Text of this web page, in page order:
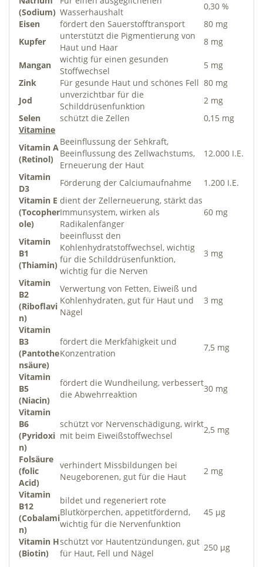
(Sodium) Wasserhaushalt
0,30 %
Eisen
fördert den Sauerstofftransport
80 mg
Kupfer
unterstützt die Pigmentierung von
Haut und Haar
8 mg
Mangan
wichtig für einen gesunden
Stoffwechsel
5 mg
Zink
Für gesunde Haut und schönes Fell 80 mg
Jod
unverzichtbar für die
Schilddrüsenfunktion
2 mg
Selen
schützt die Zellen
0,15 mg
Vitamine
Vitamin A
(Retinol)
Beeinflussung der Sehkraft,
Beeinflussung des Zellwachstums,
Erneuerung der Haut
12.000 I.E.
Vitamin
D3
Förderung der Calciumaufnahme
1.200 I.E.
Vitamin E
(Tocopher
ole)
dient der Zellerneuerung, stärkt das
Immunsystem, wirken als
Radikalenfänger
60 mg
Vitamin
B1
(Thiamin)
beeinflusst den
Kohlenhydratstoffwechsel, wichtig
für die Schilddrüsenfunktion,
wichtig für die Nerven
3 mg
Vitamin
B2
(Riboflavi
n)
Verwertung von Fetten, Eiweiß und
Kohlenhydraten, gut für Haut und
Nägel
3 mg
Vitamin
B3
(Pantothe
nsäure)
fördert die Merkfähigkeit und
Konzentration
7,5 mg
Vitamin
B5
(Niacin)
fördert die Wundheilung, verbessert
die Abwehrreaktion
30 mg
Vitamin
B6
(Pyridoxi
n)
schützt vor Nervenschädigung, wirkt
mit beim Eiweißstoffwechsel
2,5 mg
Folsäure
(folic
Acid)
verhindert Missbildungen bei
Neugeborenen, gut für die Haut
2 mg
Vitamin
B12
(Cobalami
n)
bildet und regeneriert rote
Blutkörperchen, appetitfördernd,
wichtig für die Nervenfunktion
45 µg
Vitamin H
(Biotin)
schützt vor Hautentzündungen, gut
für Haut, Fell und Nägel
250 µg